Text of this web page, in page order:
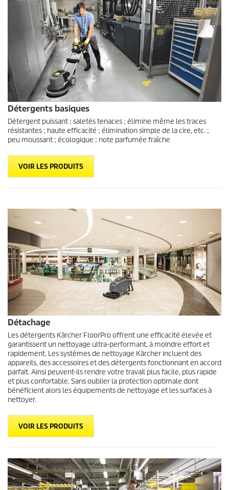
Détergents basiques
Détergent puissant ; saletés tenaces ; élimine même les traces
résistantes ; haute efficacité ; élimination simple de la cire, etc. ;
peu moussant ; écologique ; note parfumée fraîche
VOIR LES PRODUITS
Détachage
Les détergents Kärcher FloorPro offrent une efficacité élevée et
garantissent un nettoyage ultra-performant, à moindre effort et
rapidement. Les systèmes de nettoyage Kärcher incluent des
appareils, des accessoires et des détergents fonctionnant en accord
parfait. Ainsi peuvent-ils rendre votre travail plus facile, plus rapide
et plus confortable. Sans oublier la protection optimale dont
bénéficient alors les équipements de nettoyage et les surfaces à
nettoyer.
VOIR LES PRODUITS